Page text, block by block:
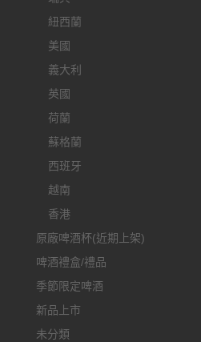
紐西蘭
美國
義大利
英國
荷蘭
蘇格蘭
西班牙
越南
香港
原廠啤酒杯(近期上架)
啤酒禮盒/禮品
季節限定啤酒
新品上市
未分類